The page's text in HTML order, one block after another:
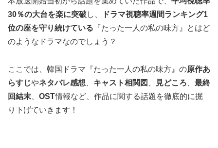
30％の大台を楽に突破し、
ドラマ視聴率週間ランキング1
位の座を守り続けている 『たった一人の私の味方』とはど
のようなドラマなのでしょう？
ここでは、韓国ドラマ『たった一人の私の味方』の原作あ
らすじやネタバレ感想 キャスト相関図 見どころ
最終
回結末
OST情報など、作品に関する話題を徹底的に掘
り下げていきます！